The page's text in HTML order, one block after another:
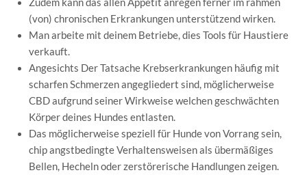
Zudem kann das allen Appetit anregen ferner im rahmen
(von) chronischen Erkrankungen unterstützend wirken.
Man arbeite mit deinem Betriebe, dies Tools für Haustiere
verkauft.
Angesichts Der Tatsache Krebserkrankungen häufig mit
scharfen Schmerzen angegliedert sind, möglicherweise
CBD aufgrund seiner Wirkweise welchen geschwächten
Körper deines Hundes entlasten.
Das möglicherweise speziell für Hunde von Vorrang sein,
chip angstbedingte Verhaltensweisen als übermäßiges
Bellen, Hecheln oder zerstörerische Handlungen zeigen.